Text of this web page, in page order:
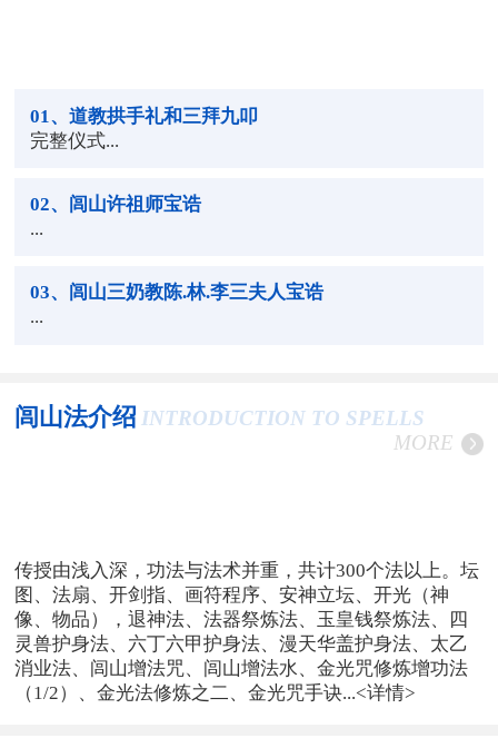
01 、道教拱手礼和三拜九叩
完整仪式...
02、闾山许祖师宝诰
...
03、闾山三奶教陈.林.李三夫人宝诰
...
闾山法介绍 INTRODUCTION TO SPELLS
MORE
传授由浅入深，功法与法术并重，共计300个法以上。坛
图、法扇、开剑指、画符程序、安神立坛、开光（神
像、物品），退神法、法器祭炼法、玉皇钱祭炼法、四
灵兽护身法、六丁六甲护身法、漫天华盖护身法、太乙
消业法、闾山增法咒、闾山增法水、金光咒修炼增功法
（1/2）、金光法修炼之二、金光咒手诀...<详情>